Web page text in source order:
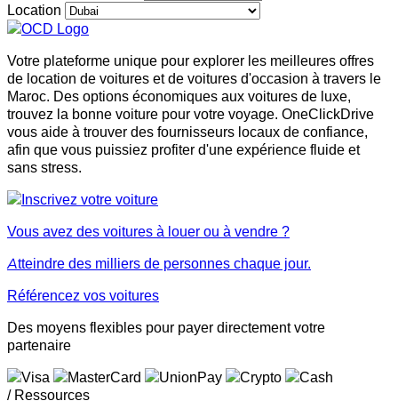
Location
Votre plateforme unique pour explorer les meilleures offres
de location de voitures et de voitures d'occasion à travers le
Maroc. Des options économiques aux voitures de luxe,
trouvez la bonne voiture pour votre voyage. OneClickDrive
vous aide à trouver des fournisseurs locaux de confiance,
afin que vous puissiez profiter d'une expérience fluide et
sans stress.
Vous avez des voitures à louer ou à vendre ?
Atteindre des milliers de personnes chaque jour.
Référencez vos voitures
Des moyens flexibles pour payer directement votre
partenaire
/ Ressources